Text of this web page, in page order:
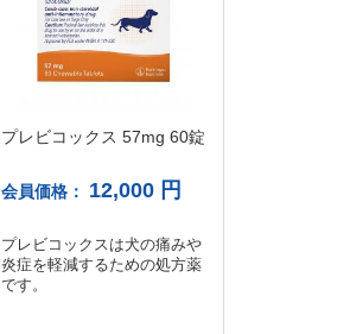
プレビコックス 57mg 60錠
会員価格： 12,000 円
プレビコックスは犬の痛みや
炎症を軽減するための処方薬
です。